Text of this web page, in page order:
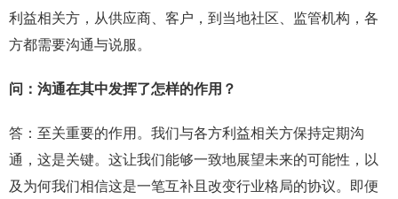
利益相关方，从供应商、客户，到当地社区、监管机构，各
方都需要沟通与说服。
问：沟通在其中发挥了怎样的作用？
答：至关重要的作用。我们与各方利益相关方保持定期沟
通，这是关键。这让我们能够一致地展望未来的可能性，以
及为何我们相信这是一笔互补且改变行业格局的协议。即便